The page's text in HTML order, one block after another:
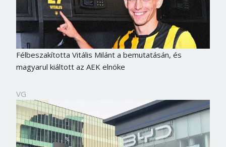
Félbeszakította Vitális Milánt a bemutatásán, és
magyarul kiáltott az AEK elnöke
VG